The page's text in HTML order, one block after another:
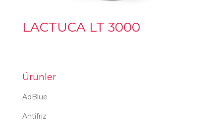
LACTUCA LT 3000
Ürünler
AdBlue
Antifriz